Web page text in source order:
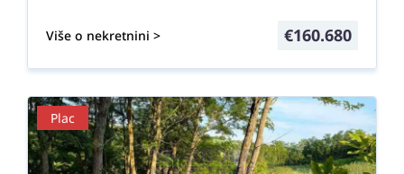
Više o nekretnini > €160.680
Plac